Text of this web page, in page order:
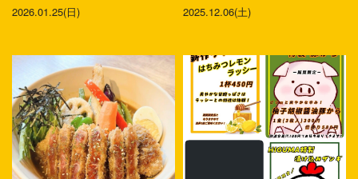
2026.01.25(日) 2025.12.06(土)